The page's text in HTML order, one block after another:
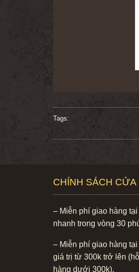
Tags:
CHÍNH SÁCH CỬA
– Miễn phí giao hàng
nhanh trong vòng 30
– Miễn phí giao hàng
giá trị từ 300k trở lên
hàng dưới 300k).